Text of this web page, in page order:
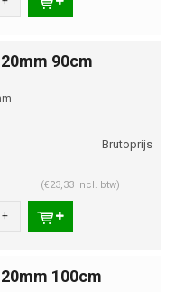
90cm
(€23,33 Incl. btw)
+
100cm